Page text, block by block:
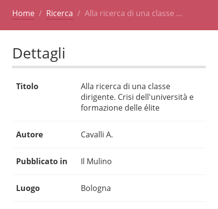
Home Ricerca Alla ricerca di una classe …
Dettagli
Titolo
Alla ricerca di una classe
dirigente. Crisi dell'università e
formazione delle élite
Autore Cavalli A.
Pubblicato in Il Mulino
Luogo Bologna